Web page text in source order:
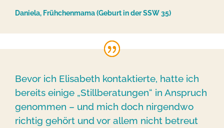
Daniela, Frühchenmama (Geburt in der SSW 35)
Bevor ich Elisabeth kontaktierte, hatte ich
bereits einige „Stillberatungen“ in Anspruch
genommen – und mich doch nirgendwo
richtig gehört und vor allem nicht betreut